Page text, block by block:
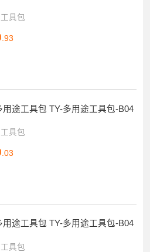
具包
.93
用途工具包 TY-多用途工具包-B04
具包
.03
用途工具包 TY-多用途工具包-B04
具包